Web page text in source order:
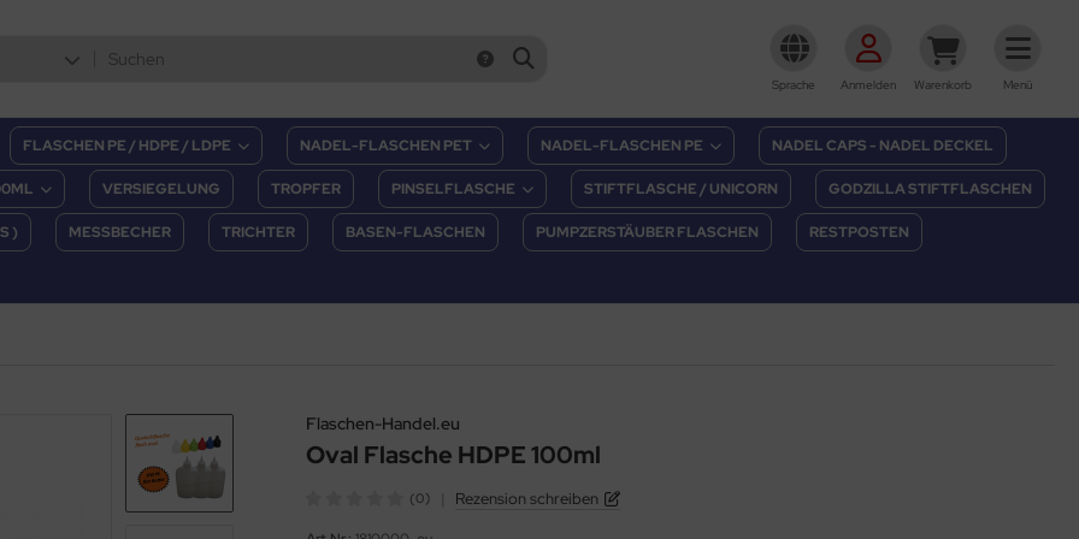
Sprache Anmelden Warenkorb Menü
FLASCHEN PE / HDPE / LDPE NADEL-FLASCHEN PET NADEL-FLASCHEN PE NADEL CAPS - NADEL DECKEL
VERSIEGELUNG TROPFER PINSELFLASCHE STIFTFLASCHE / UNICORN GODZILLA STIFTFLASCHEN
) MESSBECHER TRICHTER BASEN-FLASCHEN PUMPZERSTÄUBER FLASCHEN RESTPOSTEN
Flaschen-Handel.eu
Oval Flasche HDPE 100ml
(0) Rezension schreiben